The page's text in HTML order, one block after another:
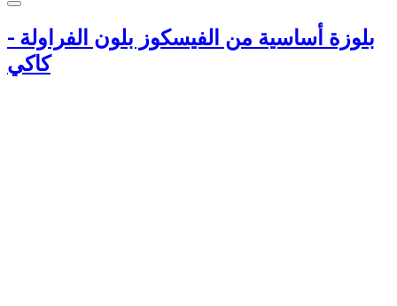
بلوزة أساسية من الفيسكوز بلون الفراولة -
كاكي